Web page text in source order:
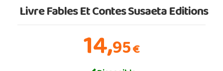
Livre Fables Et Contes Susaeta Editions
14,95€